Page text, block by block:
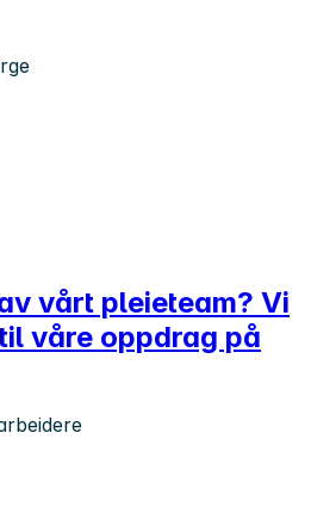
vårt pleieteam? Vi
våre oppdrag på